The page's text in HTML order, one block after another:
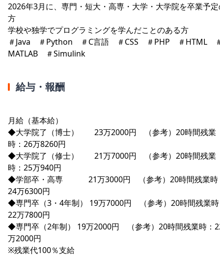
2026年3月に、専門・短大・高専・大学・大学院を卒業予
方
学校や独学でプログラミングを学んだことのある方
＃Java ＃Python ＃C言語 ＃CSS ＃PHP ＃HTML
MATLAB ＃Simulink
給与・報酬
月給（基本給）
◆大学院了（博士） 23万2000円 （参考）20時間残業
時：26万8260円
◆大学院了（修士） 21万7000円 （参考）20時間残業
時：25万940円
◆学部卒・高専 21万3000円 （参考）20時間残業時
24万6300円
◆専門卒（3・4年制） 19万7000円 （参考）20時間残業
22万7800円
◆専門卒（2年制） 19万2000円 （参考）20時間残業時：
万2000円
※残業代100％支給